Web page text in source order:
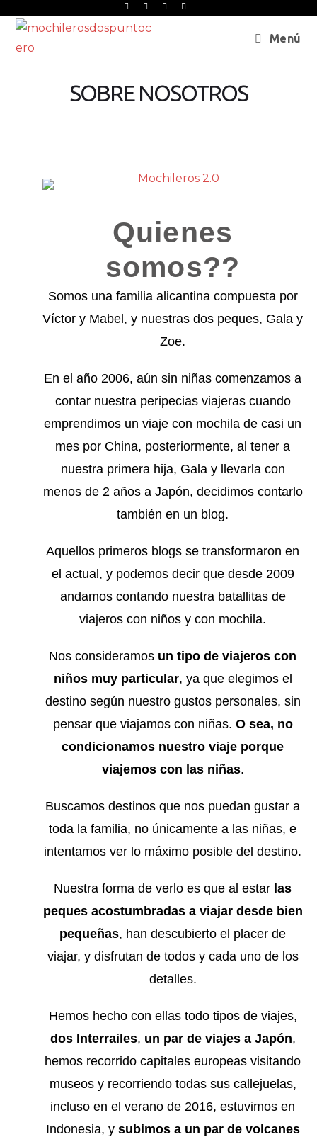
Menú
SOBRE NOSOTROS
Quienes
somos??
Somos una familia alicantina compuesta por
Víctor y Mabel, y nuestras dos peques, Gala y
Zoe.
En el año 2006, aún sin niñas comenzamos a
contar nuestra peripecias viajeras cuando
emprendimos un viaje con mochila de casi un
mes por China, posteriormente, al tener a
nuestra primera hija, Gala y llevarla con
menos de 2 años a Japón, decidimos contarlo
también en un blog.
Aquellos primeros blogs se transformaron en
el actual, y podemos decir que desde 2009
andamos contando nuestra batallitas de
viajeros con niños y con mochila.
Nos consideramos un tipo de viajeros con
niños muy particular, ya que elegimos el
destino según nuestro gustos personales, sin
pensar que viajamos con niñas. O sea, no
condicionamos nuestro viaje porque
viajemos con las niñas.
Buscamos destinos que nos puedan gustar a
toda la familia, no únicamente a las niñas, e
intentamos ver lo máximo posible del destino.
Nuestra forma de verlo es que al estar las
peques acostumbradas a viajar desde bien
pequeñas, han descubierto el placer de
viajar, y disfrutan de todos y cada uno de los
detalles.
Hemos hecho con ellas todo tipos de viajes,
dos Interrailes, un par de viajes a Japón,
hemos recorrido capitales europeas visitando
museos y recorriendo todas sus callejuelas,
incluso en el verano de 2016, estuvimos en
Indonesia, y subimos a un par de volcanes